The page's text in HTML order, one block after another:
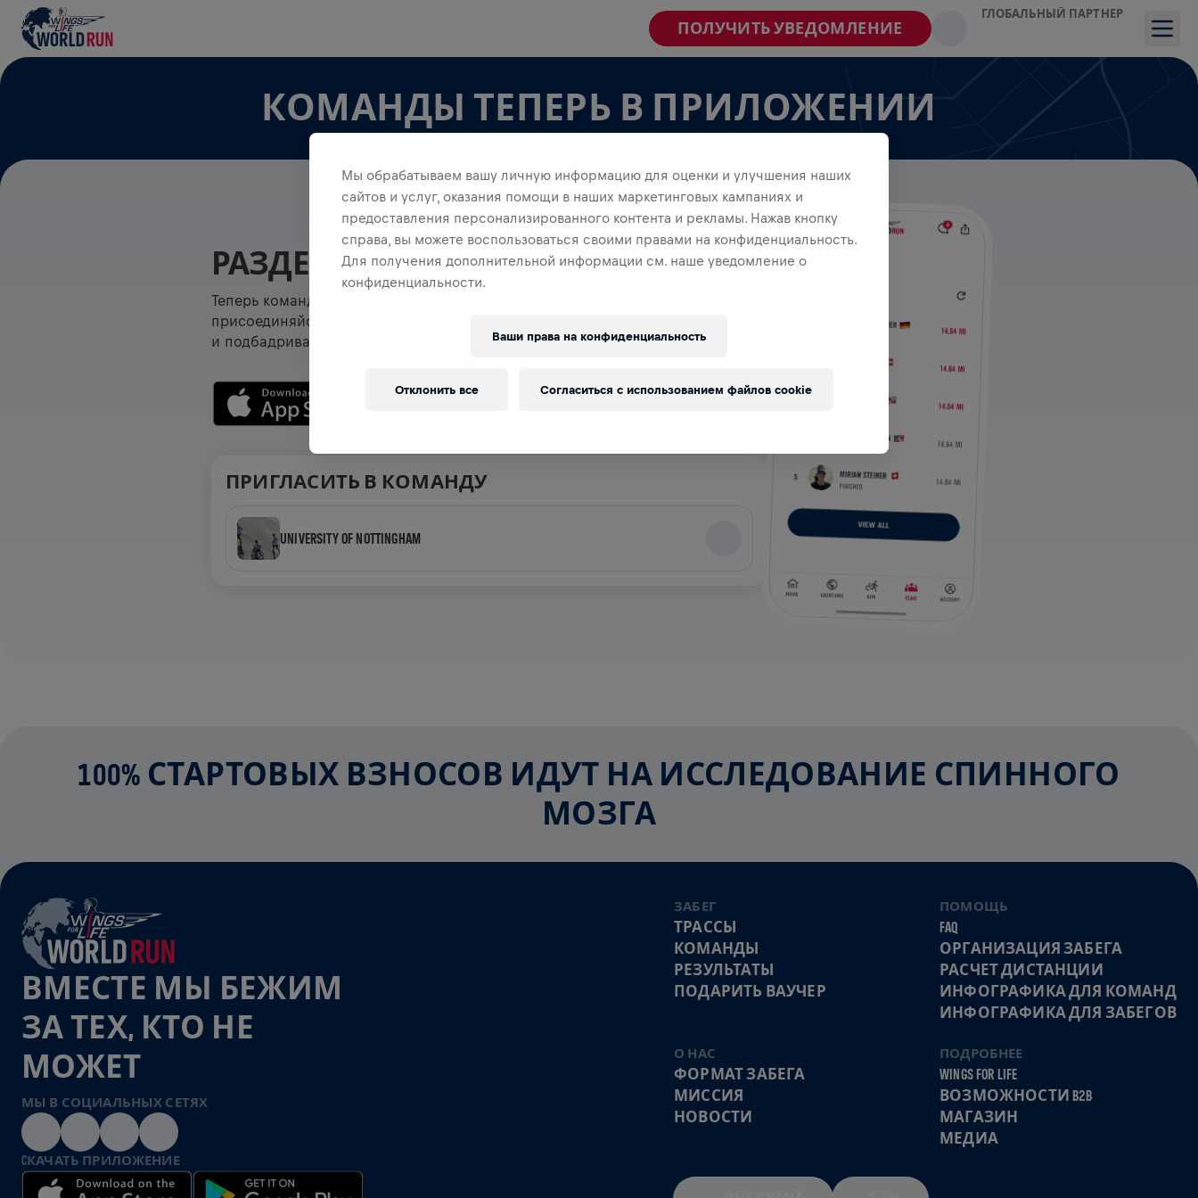
ПОЛУЧИТЬ УВЕДОМЛЕНИЕ
ГЛОБАЛЬНЫЙ ПАРТНЕР
КОМАНДЫ ТЕПЕРЬ В ПРИЛОЖЕНИИ
РАЗДЕЛ С КОМАНДАМИ
Теперь команды можно просматривать в приложении — создавай свою или
присоединяйся к любой уже созданной! Общайтесь, следите за результатами
и подбадривайте друг друга.
ПРИГЛАСИТЬ В КОМАНДУ
UNIVERSITY OF NOTTINGHAM
100% СТАРТОВЫХ ВЗНОСОВ ИДУТ НА ИССЛЕДОВАНИЕ СПИННОГО
МОЗГА
ВМЕСТЕ МЫ БЕЖИМ
ЗА ТЕХ, КТО НЕ
МОЖЕТ
МЫ В СОЦИАЛЬНЫХ СЕТЯХ
CКАЧАТЬ ПРИЛОЖЕНИЕ
ЗАБЕГ
ТРАССЫ
КОМАНДЫ
РЕЗУЛЬТАТЫ
ПОДАРИТЬ ВАУЧЕР
ПОМОЩЬ
FAQ
ОРГАНИЗАЦИЯ ЗАБЕГА
РАСЧЕТ ДИСТАНЦИИ
ИНФОГРАФИКА ДЛЯ КОМАНД
ИНФОГРАФИКА ДЛЯ ЗАБЕГОВ
О НАС
ФОРМАТ ЗАБЕГА
МИССИЯ
НОВОСТИ
ПОДРОБНЕЕ
WINGS FOR LIFE
ВОЗМОЖНОСТИ B2B
МАГАЗИН
МЕДИА
Мы обрабатываем вашу личную информацию для оценки и улучшения наших
сайтов и услуг, оказания помощи в наших маркетинговых кампаниях и
предоставления персонализированного контента и рекламы. Нажав кнопку
справа, вы можете воспользоваться своими правами на конфиденциальность.
Для получения дополнительной информации см. наше уведомление о
конфиденциальности.
Ваши права на конфиденциальность
Отклонить все Согласиться с использованием файлов cookie